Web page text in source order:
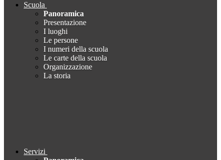
Scuola
Panoramica
Presentazione
I luoghi
Le persone
I numeri della scuola
Le carte della scuola
Organizzazione
La storia
Servizi